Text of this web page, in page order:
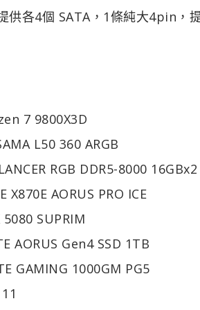
供各4個 SATA，1條純大4pin，
7 9800X3D
L50 360 ARGB
RGB DDR5-8000 16GBx2
X870E AORUS PRO ICE
5080 SUPRIM
AORUS Gen4 SSD 1TB
GAMING 1000GM PG5